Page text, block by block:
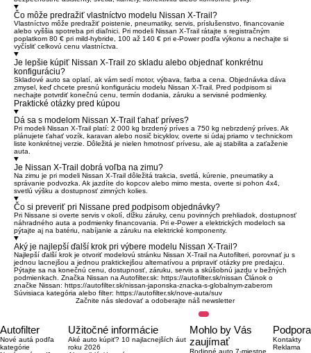
Čo môže predražiť vlastníctvo modelu Nissan X-Trail?
Vlastníctvo môže predražiť poistenie, pneumatiky, servis, príslušenstvo, financovanie
alebo vyššia spotreba pri diaľnici. Pri modeli Nissan X-Trail rátajte s registračným
poplatkom 80 € pri mild-hybride, 100 až 140 € pri e-Power podľa výkonu a nechajte si
vyčísliť celkovú cenu vlastníctva.
Je lepšie kúpiť Nissan X-Trail zo skladu alebo objednať konkrétnu
konfiguráciu?
Skladové auto sa oplatí, ak vám sedí motor, výbava, farba a cena. Objednávka dáva
zmysel, keď chcete presnú konfiguráciu modelu Nissan X-Trail. Pred podpisom si
nechajte potvrdiť konečnú cenu, termín dodania, záruku a servisné podmienky.
Praktické otázky pred kúpou
Dá sa s modelom Nissan X-Trail ťahať príves?
Pri modeli Nissan X-Trail platí: 2 000 kg brzdený príves a 750 kg nebrzdený príves. Ak
plánujete ťahať vozík, karavan alebo nosič bicyklov, overte si údaj priamo v technickom
liste konkrétnej verzie. Dôležitá je nielen hmotnosť prívesu, ale aj stabilita a zaťaženie
auta.
Je Nissan X-Trail dobrá voľba na zimu?
Na zimu je pri modeli Nissan X-Trail dôležitá trakcia, svetlá, kúrenie, pneumatiky a
správanie podvozka. Ak jazdíte do kopcov alebo mimo mesta, overte si pohon 4x4,
svetlú výšku a dostupnosť zimných kolies.
Čo si preveriť pri Nissane pred podpisom objednávky?
Pri Nissane si overte servis v okolí, dĺžku záruky, cenu povinných prehliadok, dostupnosť
náhradného auta a podmienky financovania. Pri e-Power a elektrických modeloch sa
pýtajte aj na batériu, nabíjanie a záruku na elektrické komponenty.
Aký je najlepší ďalší krok pri výbere modelu Nissan X-Trail?
Najlepší ďalší krok je otvoriť modelovú stránku Nissan X-Trail na Autofilteri, porovnať ju s
jednou lacnejšou a jednou praktickejšou alternatívou a pripraviť otázky pre predajcu.
Pýtajte sa na konečnú cenu, dostupnosť, záruku, servis a skúšobnú jazdu v bežných
podmienkach. Značka Nissan na Autofilter.sk: https://autofilter.sk/nissan Článok o
značke Nissan: https://autofilter.sk/nissan-japonska-znacka-s-globalnym-zaberom
Súvisiaca kategória alebo filter: https://autofilter.sk/nove-auta/suv
Začnite nás sledovať a odoberajte náš newsletter
Autofilter
Nové autá podľa
kategórie
Užitočné informácie
Aké auto kúpiť? 10 najlacnejších áut
roku 2026
Mohlo by Vás
zaujímať
Rodinné auto 7-miestne
Podpora
Kontakty
Reklama